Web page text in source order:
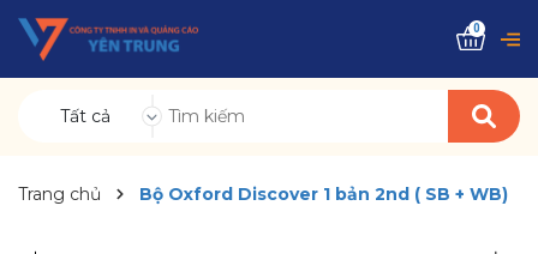
Tất cả
0
Trang chủ Bộ Oxford Discover 1 bản 2nd ( SB + WB)